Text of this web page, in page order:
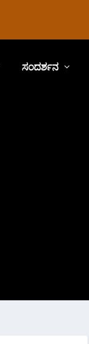
ಸಂದರ್ಶನ